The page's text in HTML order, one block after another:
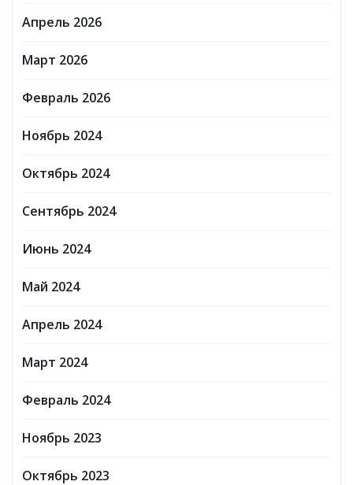
Апрель 2026
Март 2026
Февраль 2026
Ноябрь 2024
Октябрь 2024
Сентябрь 2024
Июнь 2024
Май 2024
Апрель 2024
Март 2024
Февраль 2024
Ноябрь 2023
Октябрь 2023